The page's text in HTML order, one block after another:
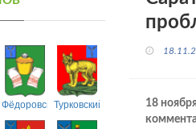
ФёдоровскийТурковский
18